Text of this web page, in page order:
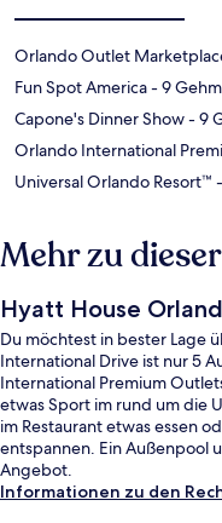
Orlando Outlet
Fun Spot America- 9
Capone's Dinner Show- 9
Orlando International
Universal Orlando Resort™
Mehr zu
Hyatt House
Du möchtest in bester Lage
International Drive ist nur 5
International Premium
etwas Sport im rund um die
im Restaurant etwas essen
entspannen. Ein Außenpool
Angebot.
Informationen zu den